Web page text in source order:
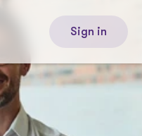
Sign in